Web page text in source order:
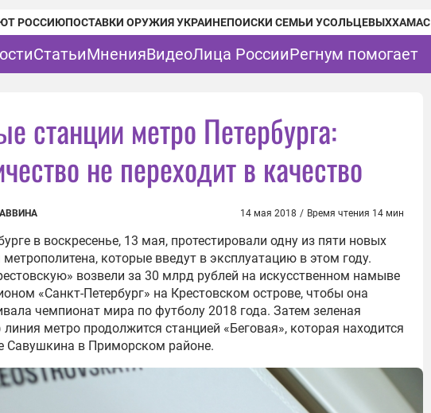
РОССИЮПОСТАВКИ ОРУЖИЯ УКРАИНЕПОИСКИ СЕМЬИ УСОЛЬЦЕВЫХХАМАС
СтатьиМненияВидеоЛица РоссииРегнум помогает
станции метро Петербурга:
не переходит в качество
14 мая 2018 / Время чтения 14 мин
в воскресенье, 13 мая, протестировали одну из пяти новых
метрополитена, которые введут в эксплуатацию в этом году.
возвели за 30 млрд рублей на искусственном намыве
«Санкт-Петербург» на Крестовском острове, чтобы она
чемпионат мира по футболу 2018 года. Затем зеленая
линия метро продолжится станцией «Беговая», которая находится
Савушкина в Приморском районе.